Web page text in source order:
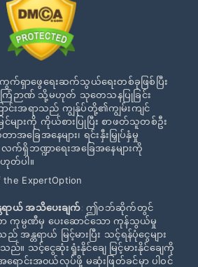
ရှာဖွေရေးဆက်သွယ်ရေးတစ်ခုဖြစ်ပြီး
ကြံဉာဏ် သို့မဟုတ် သုတေသနပြုခြင်း
င်းအရာသည် ကျွန်ုပ်တို့၏ကျွမ်းကျင်
များကို ကိုယ်စားပြုပြီး စာဖတ်သူတစ်ဦး
ခြေအနေများ၊ ရင်းနှီးမြှုပ်နှံမှု
ဘဏ္ဍာရေးအခြေအနေများကို
တ်ပါ။
ExpertOption
ာယ် အသိပေးချက်: ဤဝဘ်ဆိုက်တွင်
ာ ကုမ္ပဏီမှ ပေးဆောင်သော ကုန်သွယ်မှု
အန္တရာယ် မြင့်မားပြီး သင့်ရန်ပုံငွေများ
။ သင့်ငွေဆုံးရှုံးနိုင်ချေ မြင့်မားနိုင်ချေကို
ောင်းအ၀ယ်လုပ်ဖို့ မဆုံးဖြတ်ခင်မှာ ပါဝင်